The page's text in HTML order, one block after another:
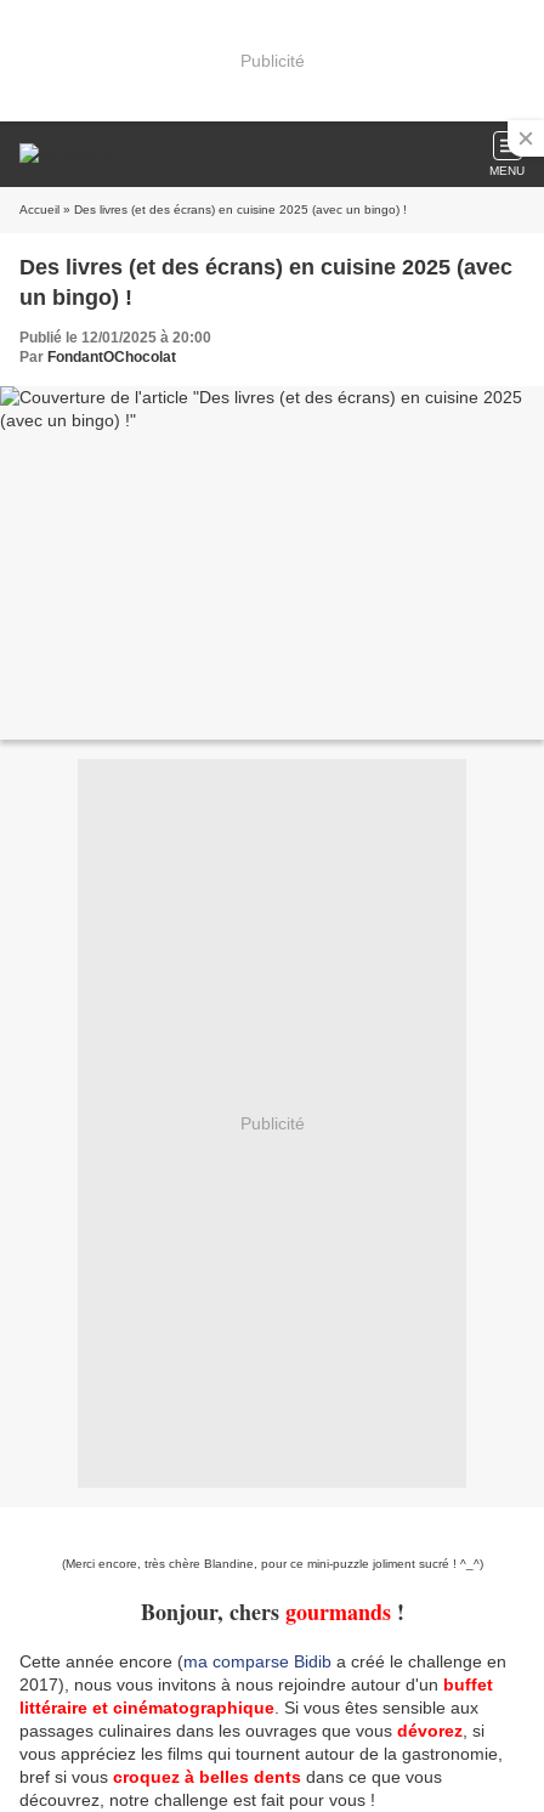
Publicité
MENU
Accueil » Des livres (et des écrans) en cuisine 2025 (avec un bingo) !
Des livres (et des écrans) en cuisine 2025 (avec
un bingo) !
Publié le 12/01/2025 à 20:00
Par FondantOChocolat
Publicité
(Merci encore, très chère Blandine, pour ce mini-puzzle joliment sucré ! ^_^)
Bonjour, chersgourmands !
Cette année encore (ma comparse Bidib a créé le challenge en
2017), nous vous invitons à nous rejoindre autour d'un buffet
littéraire et cinématographique . Si vous êtes sensible aux
passages culinaires dans les ouvrages que vous dévorez , si
vous appréciez les films qui tournent autour de la gastronomie,
bref si vous croquez à belles dents dans ce que vous
découvrez, notre challenge est fait pour vous !